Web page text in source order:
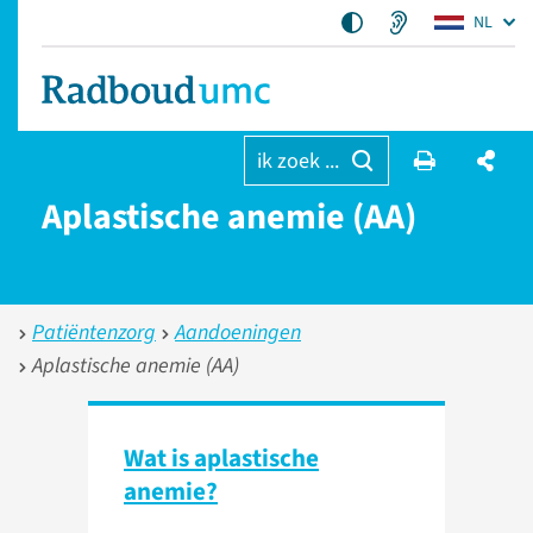
NL
ik zoek ...
Aplastische anemie (AA)
Patiëntenzorg
Aandoeningen
Aplastische anemie (AA)
Wat is aplastische
anemie?